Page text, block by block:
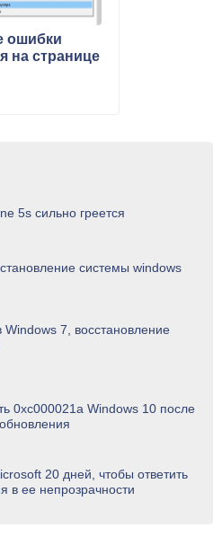
ошибки
на странице
5s сильно греется
системы windows
7, восстановление
0xc000021a Windows 10 после
20 дней, чтобы ответить
в ее непрозрачности